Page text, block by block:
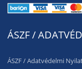
ÁSZF /
ÁSZF/Adatvédelmi